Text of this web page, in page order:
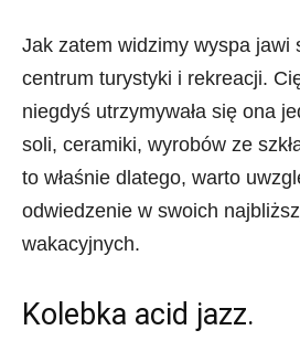
Jak zatem widzimy wyspa jawi
centrum turystyki i rekreacji.
niegdyś utrzymywała się ona
soli, ceramiki, wyrobów ze
to właśnie dlatego, warto
odwiedzenie w swoich
wakacyjnych.
Kolebka acid jazz.